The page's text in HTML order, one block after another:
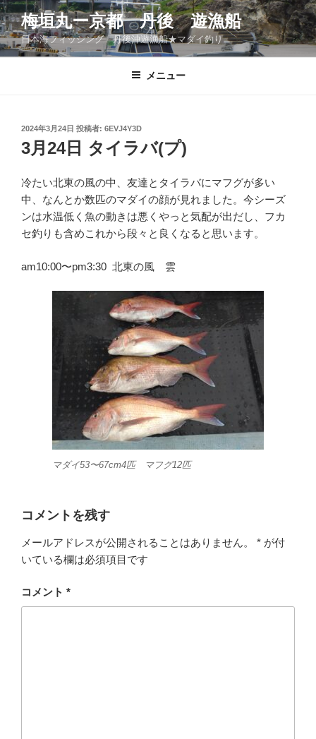
コ
ン
テ
ン
梅垣丸ー京都 丹後 遊漁船
日本海フィッシング 丹後沖遊漁船★マダイ釣り
メニュー
投
稿
日:
2024年3月24日 投稿者: 6EVJ4Y3D
3月24日 タイラバ(プ)
冷たい北東の風の中、友達とタイラバにマフグが多い
中、なんとか数匹のマダイの顔が見れました。今シーズ
ンは水温低く魚の動きは悪くやっと気配が出だし、フカ
セ釣りも含めこれから段々と良くなると思います。
am10:00〜pm3:30 北東の風 雲
マダイ53〜67cm4匹 マフグ12匹
コメントを残す
メールアドレスが公開されることはありません。 * が付
いている欄は必須項目です
コメント *